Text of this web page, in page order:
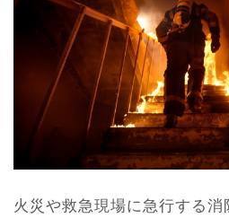
火災や救急現場に急行する